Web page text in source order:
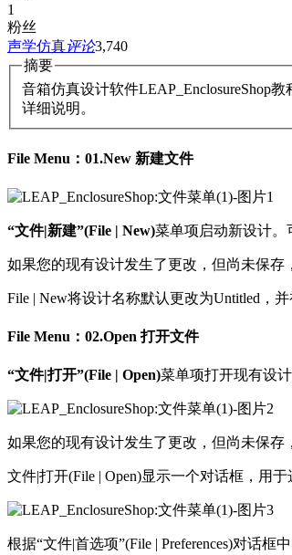
1
粉丝
声学仿真评论3,740
摘要
音箱仿真设计软件LEAP_EnclosureShop
详细说明。
File Menu：01.New 新建文件
“文件|新建”(File | New)菜单项启动新设计。
如果您的现有设计发生了更改，但尚未保存
File | New将设计名称默认更改为Untitled，
File Menu：02.Open 打开文件
“文件|打开”(File | Open)菜单项打开现有设
如果您的现有设计发生了更改，但尚未保存
文件|打开(File | Open)显示一个对话框，用
根据“文件|首选项”(File | Preferences)对话